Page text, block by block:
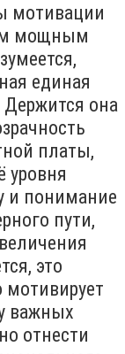
мотивации
мощным
единая
она
платы,
уровня
и понимание
пути,
это
мотивирует
важных
отнести